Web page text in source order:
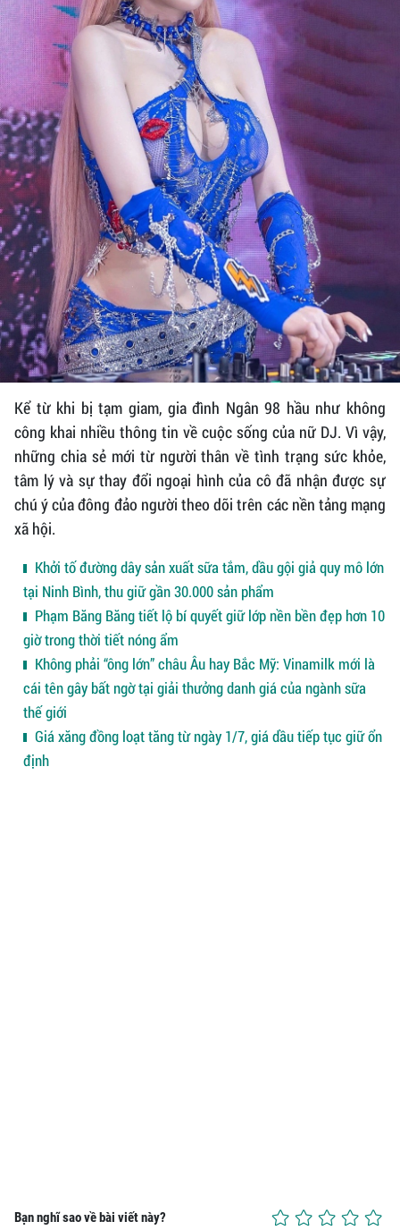
Kể từ khi bị tạm giam, gia đình Ngân 98 hầu như không
công khai nhiều thông tin về cuộc sống của nữ DJ. Vì vậy,
những chia sẻ mới từ người thân về tình trạng sức khỏe,
tâm lý và sự thay đổi ngoại hình của cô đã nhận được sự
chú ý của đông đảo người theo dõi trên các nền tảng mạng
xã hội.
Khởi tố đường dây sản xuất sữa tắm, dầu gội giả quy mô lớn
tại Ninh Bình, thu giữ gần 30.000 sản phẩm
Phạm Băng Băng tiết lộ bí quyết giữ lớp nền bền đẹp hơn 10
giờ trong thời tiết nóng ẩm
Không phải “ông lớn” châu Âu hay Bắc Mỹ: Vinamilk mới là
cái tên gây bất ngờ tại giải thưởng danh giá của ngành sữa
thế giới
Giá xăng đồng loạt tăng từ ngày 1/7, giá dầu tiếp tục giữ ổn
định
Bạn nghĩ sao về bài viết này?